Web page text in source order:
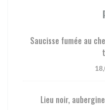
Saucisse fumée au
Lieu noir,